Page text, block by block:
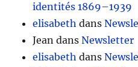
identités 1869–1939
elisabeth dans
Jean dansNewsletter
elisabeth dans